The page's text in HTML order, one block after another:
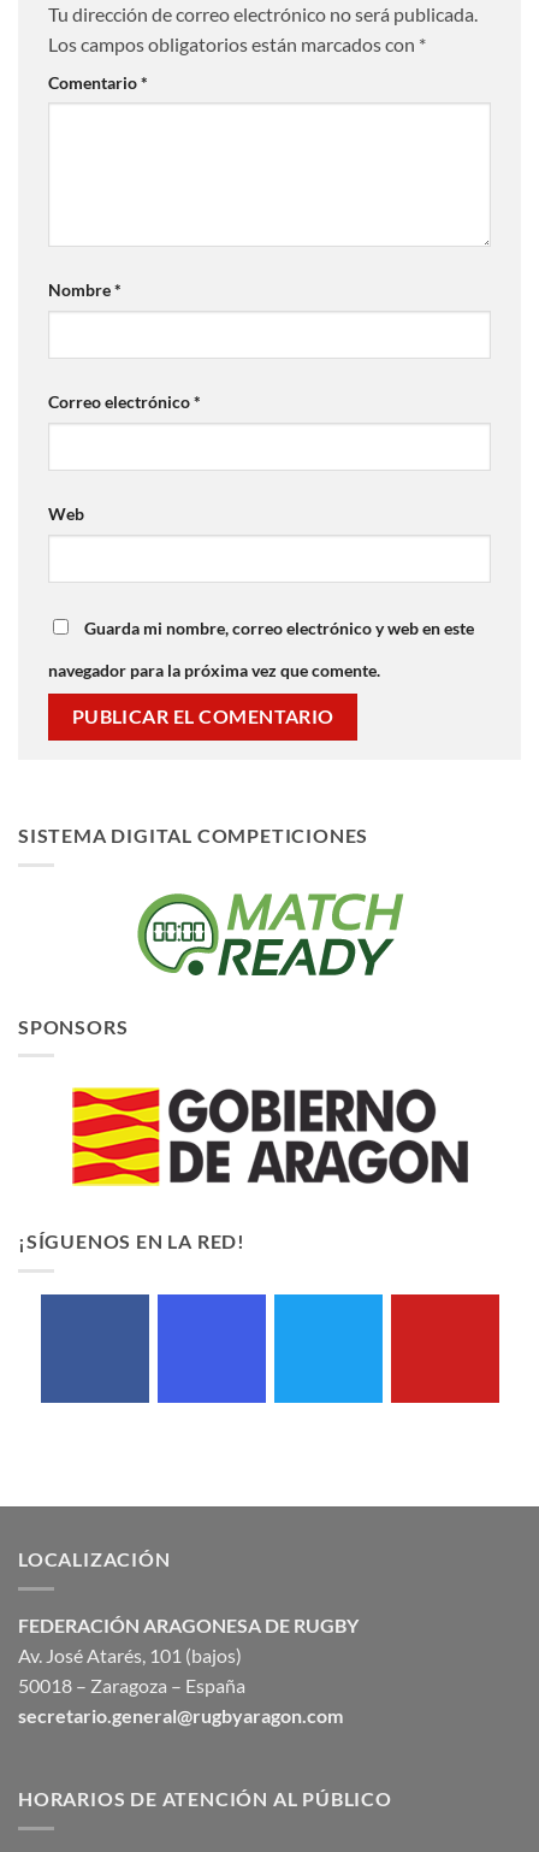
Tu dirección de correo electrónico no será publicada.
Los campos obligatorios están marcados con *
Comentario*
Nombre*
Correo electrónico*
Web
Guarda mi nombre, correo electrónico y web en este
navegador para la próxima vez que comente.
SISTEMA DIGITAL COMPETICIONES
SPONSORS
¡SÍGUENOS EN LA RED!
LOCALIZACIÓN
FEDERACIÓN ARAGONESA DE RUGBY
Av. José Atarés, 101 (bajos)
50018 – Zaragoza – España
secretario.general@rugbyaragon.com
HORARIOS DE ATENCIÓN AL PÚBLICO